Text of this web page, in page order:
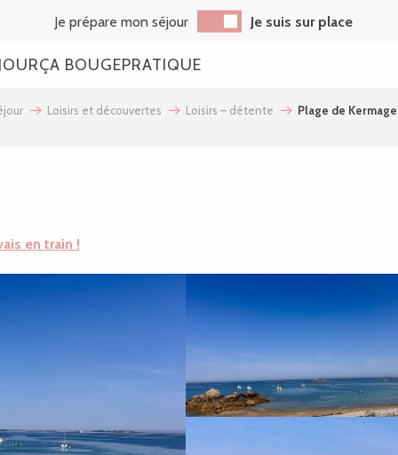
Je prépare mon séjour Je suis sur place
ÇA BOUGEPRATIQUE
Loisirs et découvertes Loisirs – détente Plage de
en train !